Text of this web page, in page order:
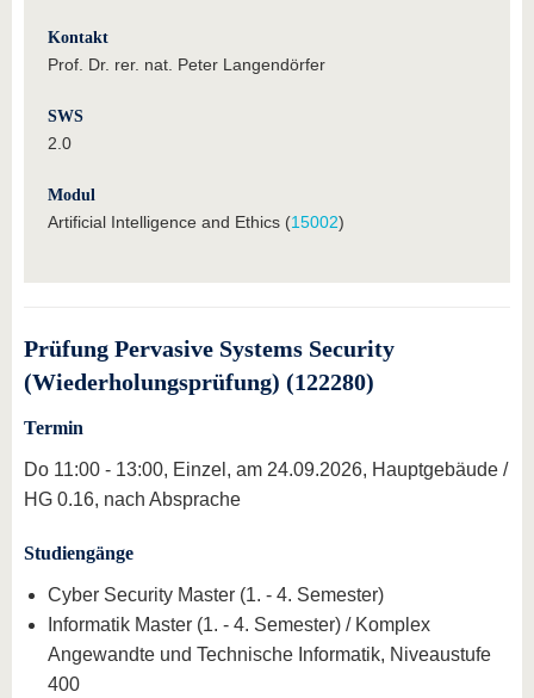
Kontakt
Prof. Dr. rer. nat. Peter Langendörfer
SWS
2.0
Modul
Artificial Intelligence and Ethics (15002)
Prüfung Pervasive Systems Security
(Wiederholungsprüfung) (122280)
Termin
Do 11:00 - 13:00, Einzel, am 24.09.2026, Hauptgebäude /
HG 0.16, nach Absprache
Studiengänge
Cyber Security Master (1. - 4. Semester)
Informatik Master (1. - 4. Semester) / Komplex
Angewandte und Technische Informatik, Niveaustufe
400